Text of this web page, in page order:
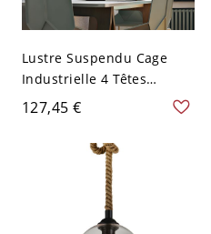
Lustre Suspendu Cage
Industrielle 4 Têtes
Métallique avec Tuyau et
Valve en Noir
127,45 €